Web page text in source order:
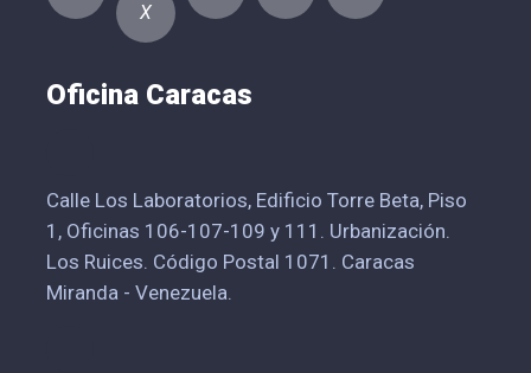
X
Oficina Caracas
Calle Los Laboratorios, Edificio Torre Beta, Piso
1, Oficinas 106-107-109 y 111. Urbanización.
Los Ruices. Código Postal 1071. Caracas
Miranda - Venezuela.